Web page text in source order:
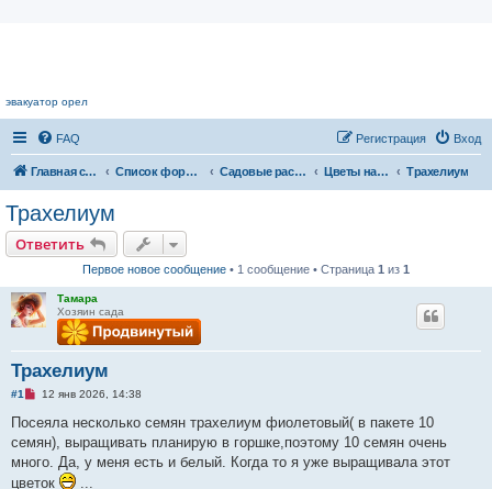
эвакуатор орел
FAQ Вход
Регистрация
Главная страница Список форумов Садовые растения Цветы нашего сада Трахелиум
Трахелиум
Ответить
Первое новое сообщение • 1 сообщение • Страница 1 из 1
Тамара
Хозяин сада
Трахелиум
#1
Н
п
о
ч
т
12 янв 2026, 14:38
Посеяла несколько семян трахелиум фиолетовый( в пакете 10
семян), выращивать планирую в горшке,поэтому 10 семян очень
много. Да, у меня есть и белый. Когда то я уже выращивала этот
цветок
...